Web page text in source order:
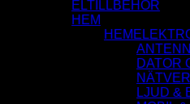
ELTILLBEHÖR
HEM
DATOR
LJUD &